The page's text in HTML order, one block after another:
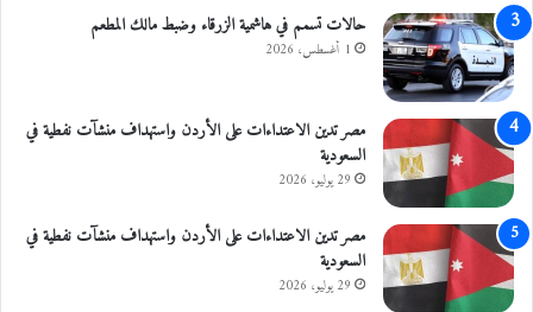
م
ن
ب
ي
ن
ه
ا
ا
ل
ب
ح
ر
حالات تسمم في هاشمية الزرقاء وضبط مالك المطعم
1 أغسطس، 2026
مصر تدين الاعتداءات على الأردن واستهداف منشآت نفطية في
السعودية
29 يوليو، 2026
مصر تدين الاعتداءات على الأردن واستهداف منشآت نفطية في
السعودية
29 يوليو، 2026